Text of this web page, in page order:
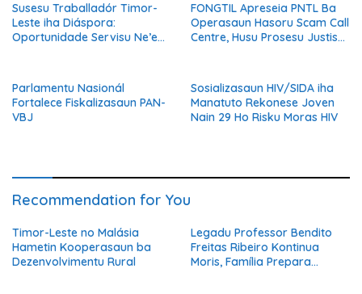
Susesu Traballadór Timor-
Leste iha Diáspora:
Oportunidade Servisu Ne’ebé
Nasaun
FONGTIL Apreseia PNTL Ba
Operasaun Hasoru Scam Call
Centre, Husu Prosesu Justisa
Parlamentu Nasionál
Fortalece Fiskalizasaun PAN-
VBJ
Sosializasaun HIV/SIDA iha
Manatuto Rekonese Joven
Nain 29 Ho Risku Moras HIV
Recommendation for You
Timor-Leste no Malásia
Hametin Kooperasaun ba
Dezenvolvimentu Rural
Legadu Professor Bendito
Freitas Ribeiro Kontinua
Moris, Família Prepara